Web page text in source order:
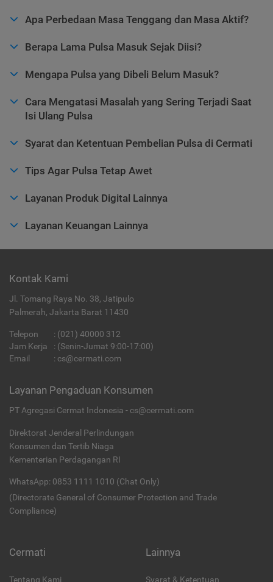
Apa Perbedaan Masa Tenggang dan Masa Aktif?
Berapa Lama Pulsa Masuk Sejak Diisi?
Mengapa Pulsa yang Dibeli Belum Masuk?
Cara Mengatasi Masalah yang Sering Terjadi Saat
Isi Ulang Pulsa
Syarat dan Ketentuan Pembelian Pulsa di Cermati
Tips Agar Pulsa Tetap Awet
Layanan Produk Digital Lainnya
Layanan Keuangan Lainnya
Kontak Kami
Jl. Tomang Raya No. 38, Jatipulo
Palmerah, Jakarta Barat 11430
Telepon : (021) 40000 312
Jam Kerja
: (Senin-Jumat 9:00-17:00)
Email
: cs@cermati.com
Layanan Pengaduan Konsumen
PT Agregasi Cermat Indonesia - cs@cermati.com
Direktorat Jenderal Perlindungan
Konsumen dan Tertib Niaga
Kementerian Perdagangan RI
WhatsApp: 0853 1111 1010 (Chat Only)
(Directorate General of Consumer Protection and Trade
Compliance)
Cermati
Tentang Kami
Lainnya
Syarat & Ketentuan